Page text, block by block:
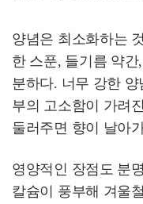
양념은 최소화하는
한 스푼, 들기름 약
분하다. 너무 강한
부의 고소함이 가려
둘러주면 향이 날아
영양적인 장점도 분
칼슘이 풍부해 겨울